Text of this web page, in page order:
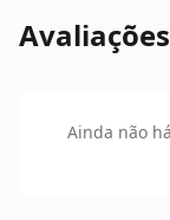
Avaliações
Ainda não